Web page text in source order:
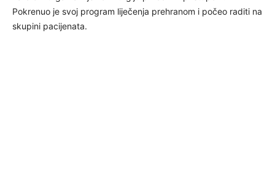
Pokrenuo je svoj program liječenja prehranom i počeo raditi na
skupini pacijenata.